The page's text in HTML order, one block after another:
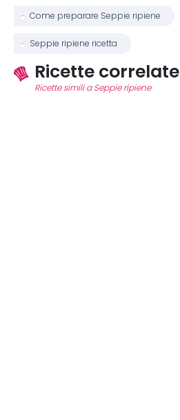
Come preparare Seppie ripiene
Seppie ripiene ricetta
Ricette correlate
Ricette simili a Seppie ripiene